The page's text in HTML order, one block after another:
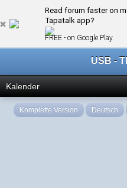
Read forum faster on
Tapatalk app?
FREE - on Google Play
Kalender
Komplette Version Deutsch